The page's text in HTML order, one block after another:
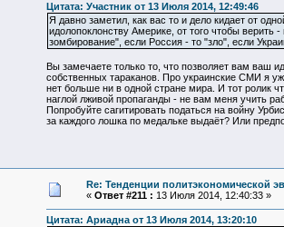
Цитата: Участник от 13 Июля 2014, 12:49:46
Я давно заметил, как вас то и дело кидает от
идолопоклонству Америке, от того чтобы верить
зомбирование", если Россия - то "зло", если
Вы замечаете только то, что позволяет вам ваш
собственных тараканов. Про украинские СМИ я
нет больше ни в одной стране мира. И тот ролик
наглой лживой пропаганды - не вам меня учить
Попробуйте сагитировать податься на войну
за каждого лошка по медальке выдаёт? Или
Re: Тенденции политэкономической
« Ответ #211 : 13 Июля 2014, 12:40:33 »
Цитата: Ариадна от 13 Июля 2014, 13:20:10